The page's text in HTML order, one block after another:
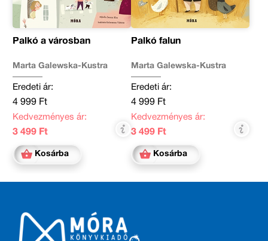
Palkó a városban
Marta Galewska-Kustra
Eredeti ár:
4 999 Ft
Kedvezményes ár:
3 499 Ft
Kosárba
Palkó falun
Marta Galewska-Kustra
Eredeti ár:
4 999 Ft
Kedvezményes ár:
3 499 Ft
Kosárba